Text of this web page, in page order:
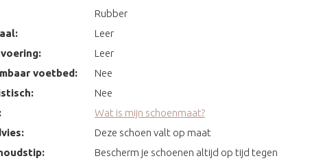
Rubber
Leer
Leer
voetbed:
Nee
Nee
Wat is mijn schoenmaat?
Deze schoen valt op maat
Bescherm je schoenen altijd op tijd tegen